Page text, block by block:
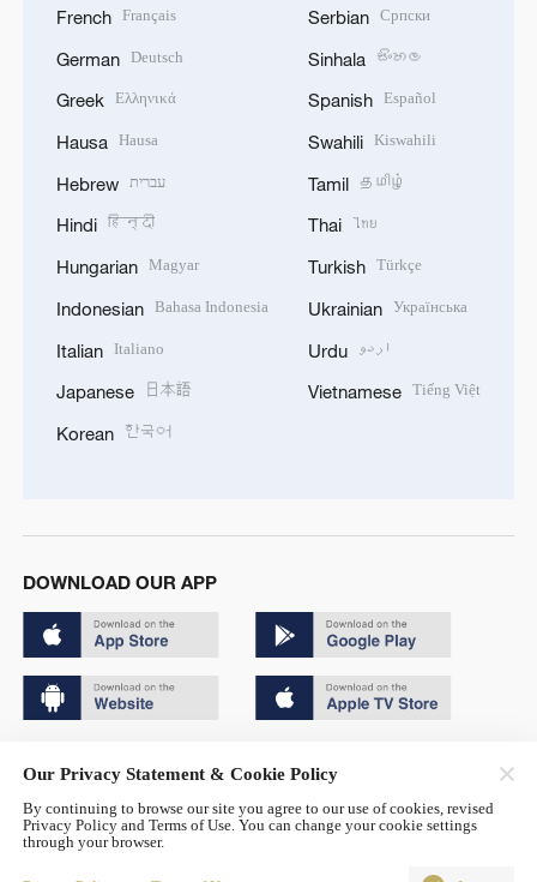
French Français
German Deutsch
Greek Ελληνικά
Hausa Hausa
Hebrew עברית
Hindi हिन्दी
Hungarian Magyar
Indonesian Bahasa Indonesia
Italian Italiano
Japanese 日本語
Korean 한국어
Serbian Српски
Sinhala සිංහල
Spanish Español
Swahili Kiswahili
Tamil தமிழ்
Thai ไทย
Turkish Türkçe
Ukrainian Українська
Urdu اردو
Vietnamese Tiếng Việt
DOWNLOAD OUR APP
京公网安备 11010502050052号
Disinformation report hotline: 010-85061466
Our Privacy Statement & Cookie Policy
By continuing to browse our site you agree to our use of cookies, revised
Privacy Policy and Terms of Use. You can change your cookie settings
through your browser.